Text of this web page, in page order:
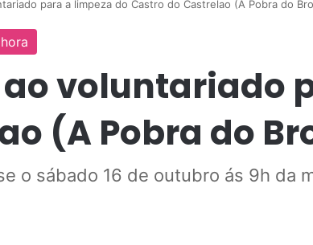
para a limpeza do Castro do Castrelao (A Pobra do
voluntariado
(A Pobra do
o sábado 16 de outubro ás 9h da